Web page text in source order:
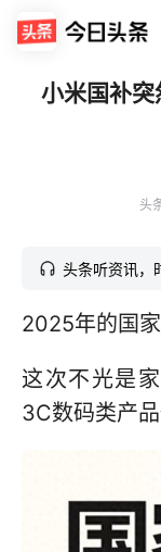
小米国补
头
头条听资讯，
2025年的国
这次不光是
3C数码类产